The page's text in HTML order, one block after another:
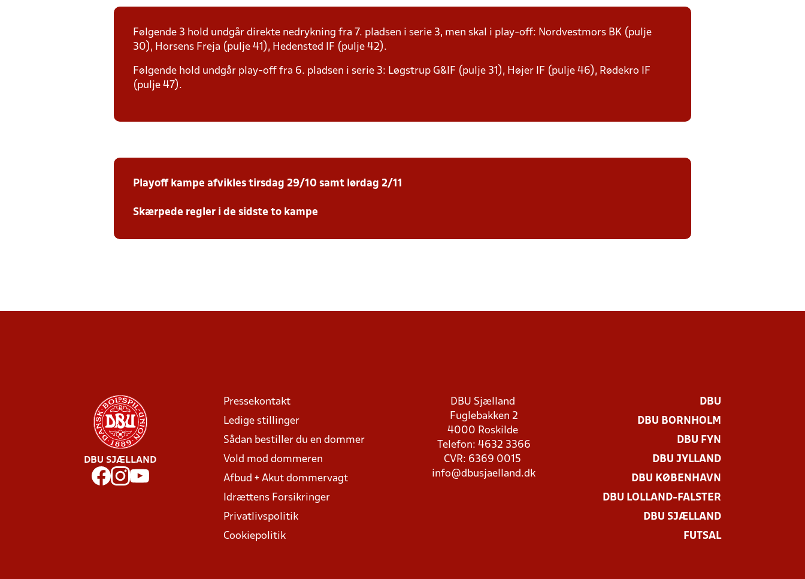
Følgende 3 hold undgår direkte nedrykning fra 7. pladsen i serie 3, men skal i play-off: Nordvestmors BK (pulje
30), Horsens Freja (pulje 41), Hedensted IF (pulje 42).
Følgende hold undgår play-off fra 6. pladsen i serie 3: Løgstrup G&IF (pulje 31), Højer IF (pulje 46), Rødekro IF
(pulje 47).
Playoff kampe afvikles tirsdag 29/10 samt lørdag 2/11
Skærpede regler i de sidste to kampe
DBU SJÆLLAND
Pressekontakt
Ledige stillinger
Sådan bestiller du en dommer
Vold mod dommeren
Afbud + Akut dommervagt
Idrættens Forsikringer
Privatlivspolitik
Cookiepolitik
DBU Sjælland
Fuglebakken 2
4000 Roskilde
Telefon: 4632 3366
CVR: 6369 0015
info@dbusjaelland.dk
DBU
DBU BORNHOLM
DBU FYN
DBU JYLLAND
DBU KØBENHAVN
DBU LOLLAND-FALSTER
DBU SJÆLLAND
FUTSAL